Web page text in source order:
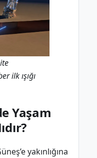
ilk ışığı
Yaşam
yakınlığına